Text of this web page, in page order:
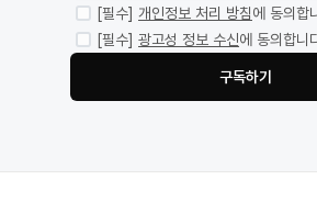
[필수] 개인정보 처리 방침에 동의합
[필수] 광고성 정보 수신에 동의합니
구독하기